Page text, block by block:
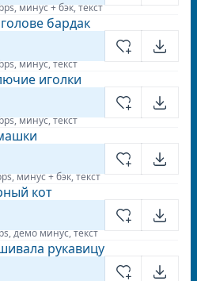
минус + бэк, текст
бардак
минус, текст
иголки
минус, текст
минус + бэк, текст
кот
демо минус, текст
рукавицу